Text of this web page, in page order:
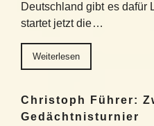
Deutschland gibt es dafür
startet jetzt die…
Weiterlesen
Christoph Führer:
Gedächtnisturnier